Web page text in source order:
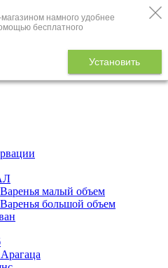
намного удобнее
бесплатного
Установить
Варенья малый объем
Варенья большой объем